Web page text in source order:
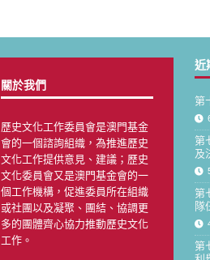
關於我們
歷史文化工作委員會是澳門基金
會的一個諮詢組織，為推進歷史
文化工作提供意見、建議；歷史
文化委員會又是澳門基金會的一
個工作機構，促進委員所在組織
或社團以及凝聚、團結、協調更
多的團體齊心協力推動歷史文化
工作。
近
第
第
及
第
隊
第